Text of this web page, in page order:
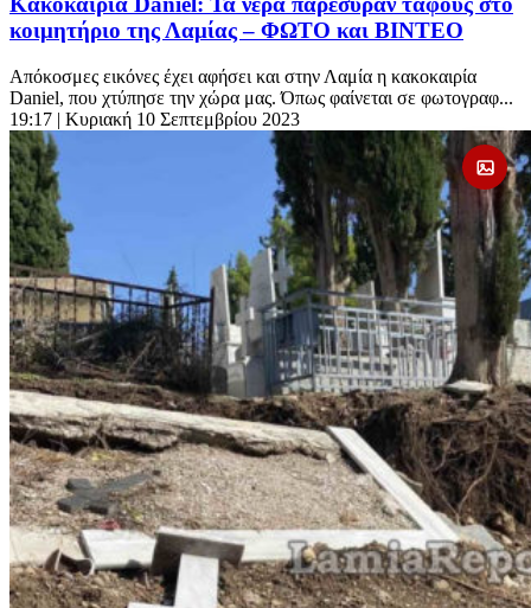
κοιμητήριο της Λαμίας – ΦΩΤΟ και ΒΙΝΤΕΟ
Απόκοσμες εικόνες έχει αφήσει και στην Λαμία η κακοκαιρία
Daniel, που χτύπησε την χώρα μας. Όπως φαίνεται σε φωτογραφ...
19:17 | Κυριακή 10 Σεπτεμβρίου 2023